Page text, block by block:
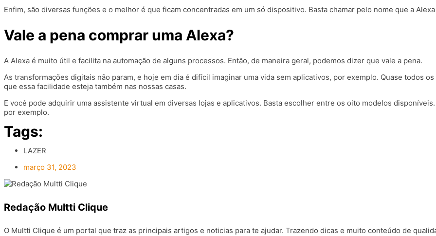
Enfim, são diversas funções e o melhor é que ficam concentradas em um só dispositivo. Basta chamar pelo nome que a
Vale a pena comprar uma Alexa?
A Alexa é muito útil e facilita na automação de alguns processos. Então, de maneira geral, podemos dizer que vale a pena.
As transformações digitais não param, e hoje em dia é difícil imaginar uma vida sem aplicativos, por exemplo. Quase todos
que essa facilidade esteja também nas nossas casas.
E você pode adquirir uma assistente virtual em diversas lojas e aplicativos. Basta escolher entre os oito modelos
por exemplo.
Tags:
LAZER
março 31, 2023
Redação Multti Clique
O Multti Clique é um portal que traz as principais artigos e noticias para te ajudar. Trazendo dicas e muito conteúdo de